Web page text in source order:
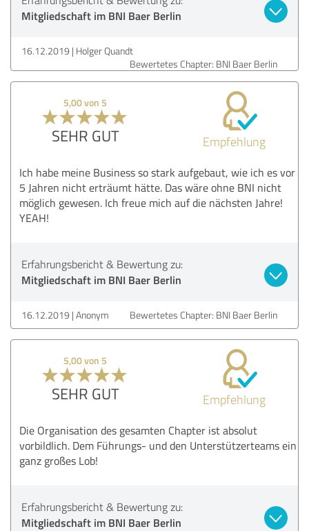
Mitgliedschaft im BNI Baer Berlin
16.12.2019 Holger Quandt
Bewertetes Chapter: BNI Baer Berlin
5,00 von 5
SEHR GUT Empfehlung
Ich habe meine Business so stark aufgebaut, wie ich es vor
5 Jahren nicht erträumt hätte. Das wäre ohne BNI nicht
möglich gewesen. Ich freue mich auf die nächsten Jahre!
YEAH!
Erfahrungsbericht & Bewertung zu:
Mitgliedschaft im BNI Baer Berlin
16.12.2019 Anonym Bewertetes Chapter: BNI Baer Berlin
5,00 von 5
SEHR GUT Empfehlung
Die Organisation des gesamten Chapter ist absolut
vorbildlich. Dem Führungs- und den Unterstützerteams ein
ganz großes Lob!
Erfahrungsbericht & Bewertung zu:
Mitgliedschaft im BNI Baer Berlin